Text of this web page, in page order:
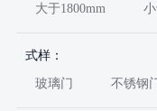
大于1800mm
式样：
玻璃门 不锈钢